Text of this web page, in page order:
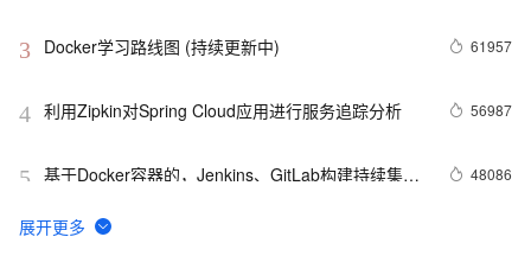
3 Docker学习路线图 (持续更新中) 61957
4 利用Zipkin对Spring Cloud应用进行服务追踪分析 56987
5 基于Docker容器的，Jenkins、GitLab构建持续集成
48086
6 谈谈 Docker Volume 之权限管理（一）